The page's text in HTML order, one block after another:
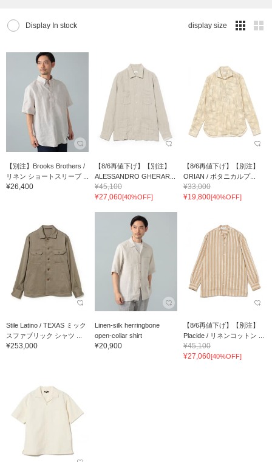
Display In stock display size
【別注】Brooks Brothers /
リネン ショートスリーブ ...
¥26,400
【8/6再値下げ】【別注】
ALESSANDRO GHERAR...
¥45,100
¥27,060[40%OFF]
【8/6再値下げ】【別注】
ORIAN / ボタニカルプ...
¥33,000
¥19,800[40%OFF]
Stile Latino / TEXAS ミック
スファブリック シャツ ...
¥253,000
Linen-silk herringbone
open-collar shirt
¥20,900
【8/6再値下げ】【別注】
Placide / リネンコットン ...
¥45,100
¥27,060[40%OFF]